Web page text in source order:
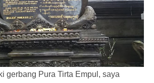
gerbang Pura Tirta Empul, saya